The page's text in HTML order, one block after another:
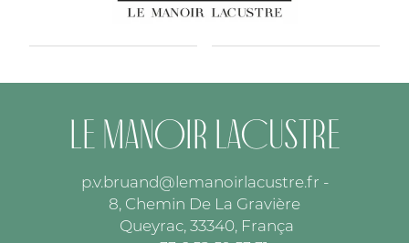
Le Manoir Lacustre
p.v.bruand@lemanoirlacustre.fr -
8, Chemin De La Gravière
Queyrac, 33340, França